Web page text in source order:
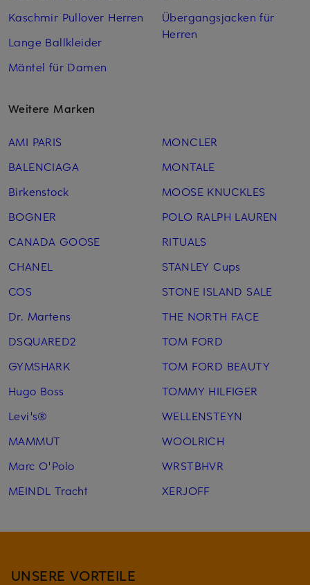
Kaschmir Pullover Herren
Lange Ballkleider
Mäntel für Damen
Übergangsjacken für
Herren
Weitere Marken
AMI PARIS
BALENCIAGA
Birkenstock
BOGNER
CANADA GOOSE
CHANEL
COS
Dr. Martens
DSQUARED2
GYMSHARK
Hugo Boss
Levi's®
MAMMUT
Marc O'Polo
MEINDL Tracht
MONCLER
MONTALE
MOOSE KNUCKLES
POLO RALPH LAUREN
RITUALS
STANLEY Cups
STONE ISLAND SALE
THE NORTH FACE
TOM FORD
TOM FORD BEAUTY
TOMMY HILFIGER
WELLENSTEYN
WOOLRICH
WRSTBHVR
XERJOFF
UNSERE VORTEILE